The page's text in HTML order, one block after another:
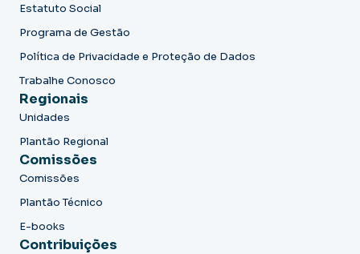
Estatuto Social
Programa de Gestão
Política de Privacidade e Proteção de Dados
Trabalhe Conosco
Regionais
Unidades
Plantão Regional
Comissões
Comissões
Plantão Técnico
E-books
Contribuições